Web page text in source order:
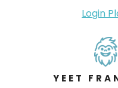
Login
YEET